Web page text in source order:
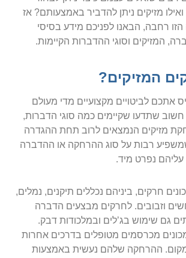
מזיקים ניתן להדביר באמצעותם? אז
רחבה, הבאנו לפניכם מידע בסיסי
המזיקים וסוגי ההדברות הקיימות.
המזיקים?
אתכם לביטויים מקצועיים מדי מעולם
שתדעו שקיימים כמה סוגי הדברות,
מזיקים הנמצאים לרוב תחת ההגדרה
שמשפיע רבות על סוג ההרחקה או ההדברה
עליהם נפרט מיד.
חרקים, ביניהם נכללים תיקנים, נמלים,
וזבובים. לחרקים מבצעים הדברה
גם שימוש בג’לים ובמלכודות דבק.
מכרסמים מטופלים בדרכים אחרות
ההרחקה שלהם נעשית באמצעות